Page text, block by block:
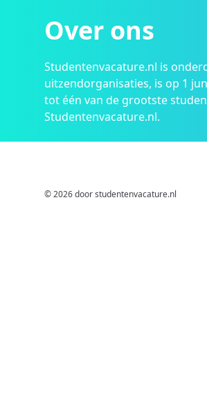
Over ons
Studentenvacature.nl is
uitzendorganisaties, is op 1
tot één van de grootste
Studentenvacature.nl.
© 2026 door studentenvacature.nl